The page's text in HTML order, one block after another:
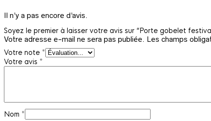
Il n’y a pas encore d’avis.
Soyez le premier à laisser votre avis sur “Porte gobelet
Votre adresse e-mail ne sera pas publiée. Les champs
Votre note *
Votre avis *
Nom *